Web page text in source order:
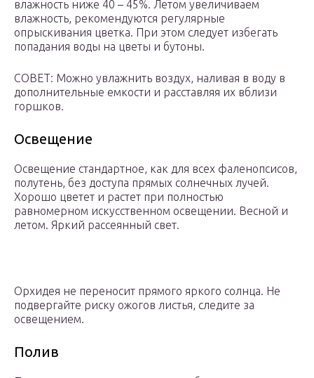
влажность ниже 40 – 45%. Летом увеличиваем
влажность, рекомендуются регулярные
опрыскивания цветка. При этом следует избегать
попадания воды на цветы и бутоны.
СОВЕТ: Можно увлажнить воздух, наливая в воду в
дополнительные емкости и расставляя их вблизи
горшков.
Освещение
Освещение стандартное, как для всех фаленопсисов,
полутень, без доступа прямых солнечных лучей.
Хорошо цветет и растет при полностью
равномерном искусственном освещении. Весной и
летом. Яркий рассеянный свет.
Орхидея не переносит прямого яркого солнца. Не
подвергайте риску ожогов листья, следите за
освещением.
Полив